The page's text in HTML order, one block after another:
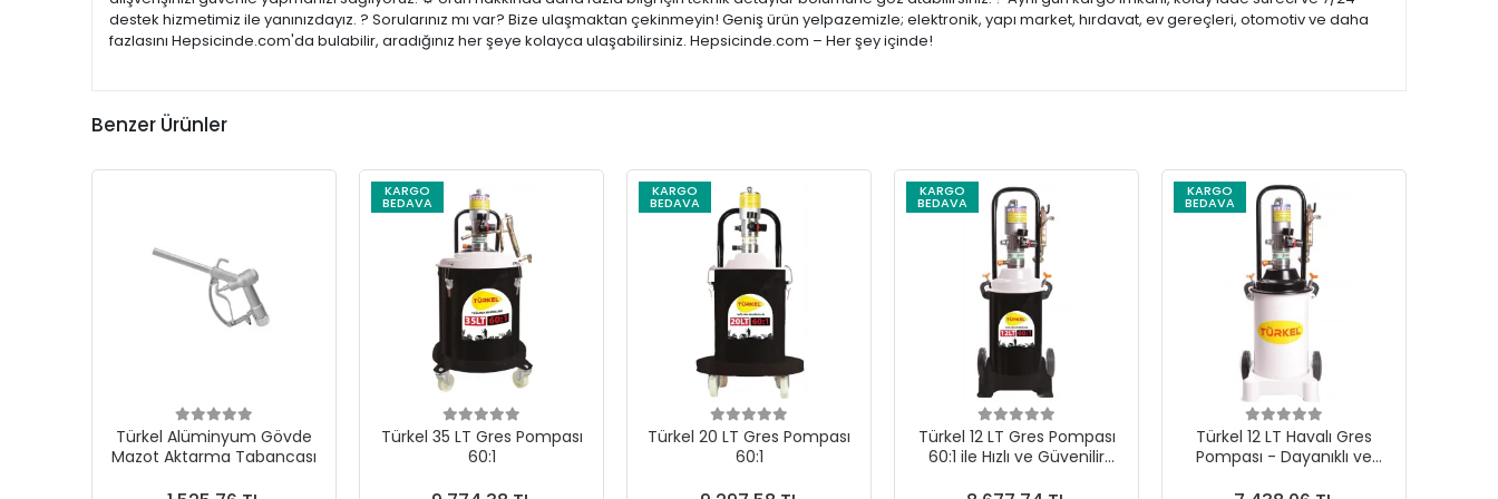
destek hizmetimiz ile yanınızdayız. ? Sorularınız mı var? Bize ulaşmaktan çekinmeyin! Geniş ürün yelpazemizle; elektronik, yapı market, hırdavat, ev gereçleri, otomotiv ve daha
fazlasını Hepsicinde.com'da bulabilir, aradığınız her şeye kolayca ulaşabilirsiniz. Hepsicinde.com – Her şey içinde!
Benzer Ürünler
Türkel Alüminyum Gövde
Mazot Aktarma Tabancası
KARGO
BEDAVA
Türkel 35 LT Gres Pompası
60:1
KARGO
BEDAVA
Türkel 20 LT Gres Pompası
60:1
KARGO
BEDAVA
Türkel 12 LT Gres Pompası
60:1 ile Hızlı ve Güvenilir
KARGO
BEDAVA
Türkel 12 LT Havalı Gres
Pompası - Dayanıklı ve